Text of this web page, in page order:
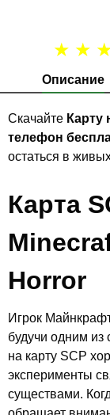
Описание
★ ★
Скачайте Карту
телефон
остаться в
Карта
Horror
Игрок
будучи одним из
на карту SCP
эксперименты
существами.